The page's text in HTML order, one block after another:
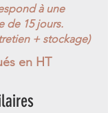
à une
de 15 jours.
+ stockage)
en HT